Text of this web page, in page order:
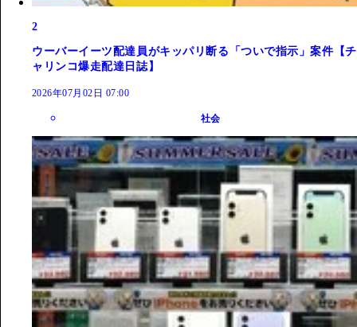
2
ウーバーイーツ配達員がキッパリ断る「ついで指示」案件【チ
ャリンコ爆走配達日誌】
2026年07月02日 07:00
社会